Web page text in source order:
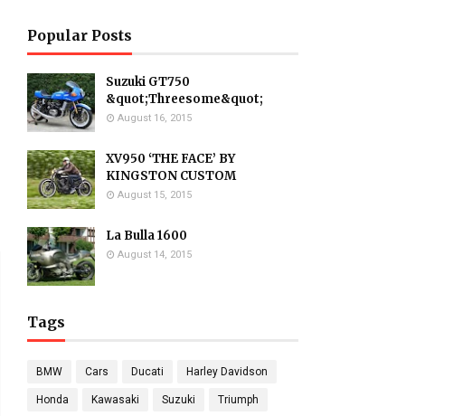
Popular Posts
Suzuki GT750
&quot;Threesome&quot;
August 16, 2015
XV950 ‘THE FACE’ BY
KINGSTON CUSTOM
August 15, 2015
La Bulla 1600
August 14, 2015
Tags
BMW Cars Ducati Harley Davidson
Honda Kawasaki Suzuki Triumph